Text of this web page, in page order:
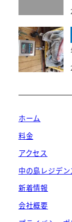
ホーム
料金
アクセス
中の島レジデン
新着情報
会社概要